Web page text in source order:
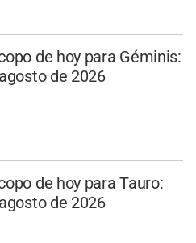
de hoy para Géminis:
de 2026
de hoy para Tauro:
de 2026